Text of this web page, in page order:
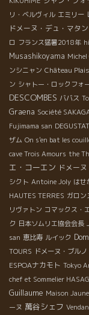
リ・ベルヴィル エミリー
ドメーヌ・デュ・マタ
ロ フランス猛暑2018年
Musashikoyama
ンシニャン Château
ン シャトー・ロックフォ
DESCOMBES ババス
Graena Société
Fujimama san
ザム On s'en bat les
cave Trois Amours the
エ・コーエン ドメー
シクト Antoine Joly はせ
HAUTES TERRES ガロン
リヴァトン コマックス・
ク 日本ソムリエ協会会長
san 恵比寿 ルイック
TOURS ドメーヌ・ブル
ESPOAナカモト Tokyo
chef et Sommelier
Guillaume Maison
ーヌ 萬谷シェフ